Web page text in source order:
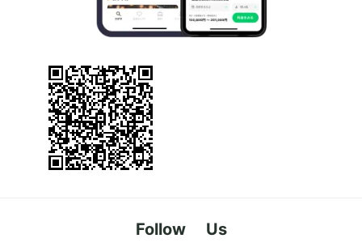
Follow Us